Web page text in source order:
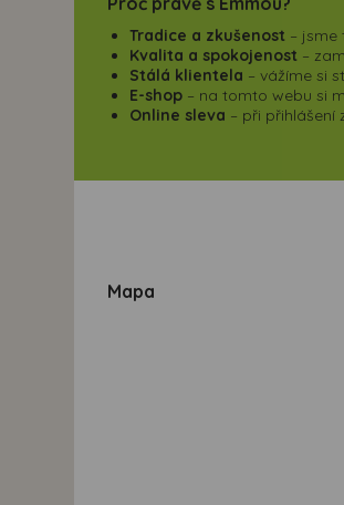
Tradice a zkušenost –
Kvalita a spokojenost –
Stálá klientela – vážíme si
E-shop – na tomto webu si
Online sleva – při
Mapa